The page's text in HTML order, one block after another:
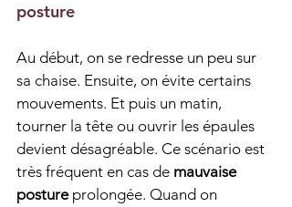
posture
Au début, on se redresse un peu sur
sa chaise. Ensuite, on évite certains
mouvements. Et puis un matin,
tourner la tête ou ouvrir les épaules
devient désagréable. Ce scénario est
très fréquent en cas de mauvaise
posture prolongée. Quand on